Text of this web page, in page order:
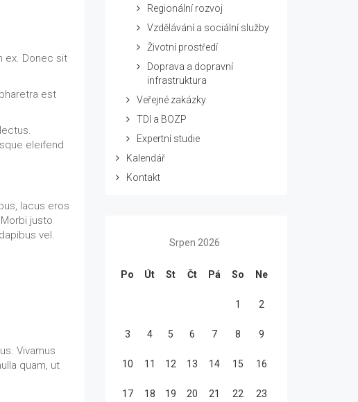
ex. Donec sit
est
eleifend
lacus eros
justo
vel.
Vivamus
quam, ut
Regionální rozvoj
Vzdělávání a sociální služby
Životní prostředí
Doprava a dopravní
infrastruktura
Veřejné zakázky
TDI a BOZP
Expertní studie
Kalendář
Kontakt
Srpen 2026
Po Út St Čt Pá So Ne
1 2
3 4 5 6 7 8 9
10 11 12 13 14 15 16
17 18 19 20 21 22 23